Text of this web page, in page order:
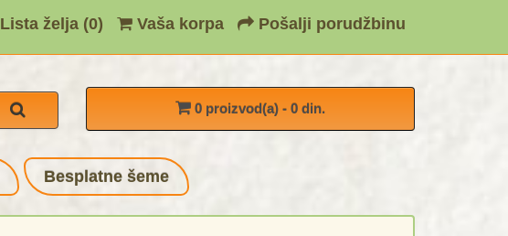
Lista želja (0) Vaša korpa Pošalji porudžbinu
0 proizvod(a) - 0 din.
Besplatne šeme